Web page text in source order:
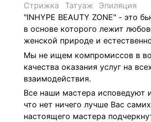
Стрижка
Татуаж
Эпиляция
"INHYPE BEAUTY ZONE" - это
в основе которого лежит
женской природе и
Мы не ищем компромиссов в
качества оказания услуг на
взаимодействия.
Все наши мастера исповедуют
что нет ничего лучше Вас
настоящего мастера